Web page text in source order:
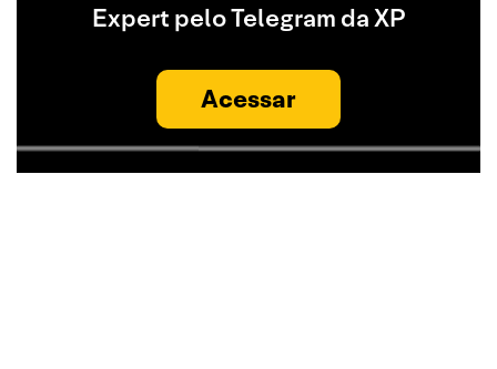
Expert pelo Telegram da XP
Acessar